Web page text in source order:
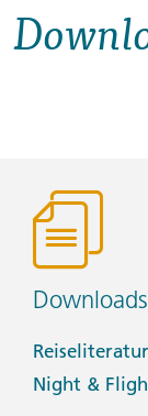
Downloads
Night &